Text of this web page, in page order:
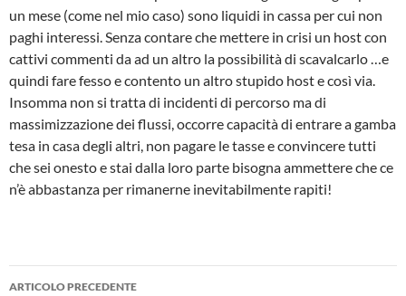
un mese (come nel mio caso) sono liquidi in cassa per cui non
paghi interessi. Senza contare che mettere in crisi un host con
cattivi commenti da ad un altro la possibilità di scavalcarlo …e
quindi fare fesso e contento un altro stupido host e così via.
Insomma non si tratta di incidenti di percorso ma di
massimizzazione dei flussi, occorre capacità di entrare a gamba
tesa in casa degli altri, non pagare le tasse e convincere tutti
che sei onesto e stai dalla loro parte bisogna ammettere che ce
n’è abbastanza per rimanerne inevitabilmente rapiti!
Navigazione
ARTICOLO PRECEDENTE